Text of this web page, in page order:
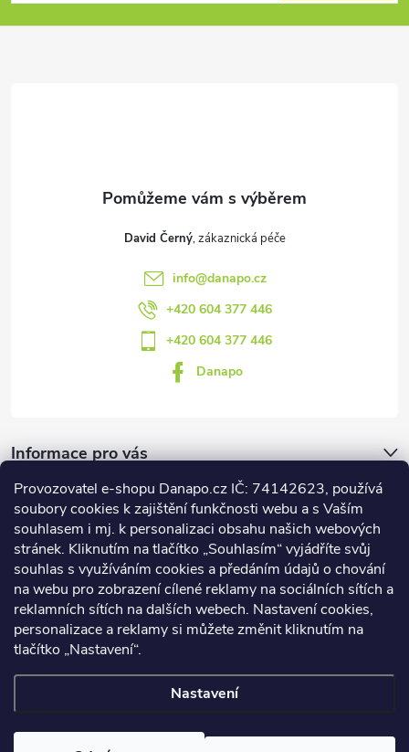
Provozovatel e-shopu Danapo.cz IČ: 74142623, používá
soubory cookies k zajištění funkčnosti webu a s Vaším
souhlasem i mj. k personalizaci obsahu našich webových
stránek. Kliknutím na tlačítko „Souhlasím“ vyjádříte svůj
souhlas s využíváním cookies a předáním údajů o chování
na webu pro zobrazení cílené reklamy na sociálních sítích a
reklamních sítích na dalších webech. Nastavení cookies,
personalizace a reklamy si můžete změnit kliknutím na
tlačítko „Nastavení“.
Nastavení
p
David Černý
info@danapo.cz
+420 604 377 446
+420 604 377 446
Danapo
Informace pro vás
Dotazník
Co upřednosťnujete?
Počet hlasů:437
Facebook
Upravit nastavení cookies